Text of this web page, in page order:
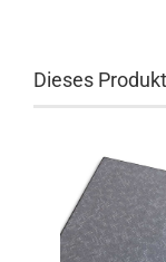
Dieses